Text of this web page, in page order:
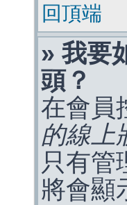
回頂端
» 我要
頭？
在會員
的線上
只有管
將會顯